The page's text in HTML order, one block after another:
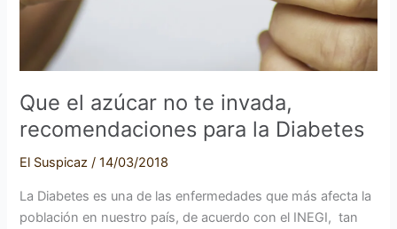
Que el azúcar no te invada,
recomendaciones para la Diabetes
El Suspicaz/14/03/2018
La Diabetes es una de las enfermedades que más afecta la
población en nuestro país, de acuerdo con el INEGI, tan
la
Diabetes